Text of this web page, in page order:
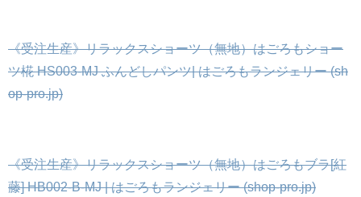
《受注生産》リラックスショーツ（無地）はごろもショー
ツ椛 HS003-MJ ふんどしパンツ| はごろもランジェリー (sh
op-pro.jp)
《受注生産》リラックスショーツ（無地）はごろもブラ[紅
藤] HB002-B-MJ | はごろもランジェリー (shop-pro.jp)